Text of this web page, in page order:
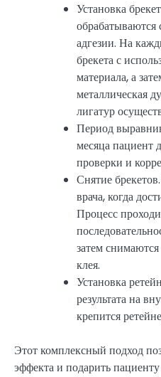
Установка
обрабатываются
адгезии. На
брекета с
материала, а
металлическая
лигатур
Период
месяца пациент
проверки и
Снятие
врача, когда
Процесс
затем
клея.
Установка
результата на
крепится
Этот комплексный подход
эффекта и подарить